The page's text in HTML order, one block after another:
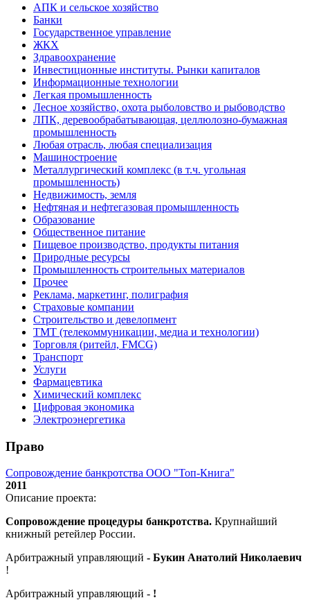
АПК и сельское хозяйство
Банки
Государственное управление
ЖКХ
Здравоохранение
Инвестиционные институты. Рынки капиталов
Информационные технологии
Легкая промышленность
Лесное хозяйство, охота рыболовство и рыбоводство
ЛПК, деревообрабатывающая, целлюлозно-бумажная
промышленность
Любая отрасль, любая специализация
Машиностроение
Металлургический комплекс (в т.ч. угольная
промышленность)
Недвижимость, земля
Нефтяная и нефтегазовая промышленность
Образование
Общественное питание
Пищевое производство, продукты питания
Природные ресурсы
Промышленность строительных материалов
Прочее
Реклама, маркетинг, полиграфия
Страховые компании
Строительство и девелопмент
ТМТ (телекоммуникации, медиа и технологии)
Торговля (ритейл, FMCG)
Транспорт
Услуги
Фармацевтика
Химический комплекс
Цифровая экономика
Электроэнергетика
Право
Сопровождение банкротства ООО "Топ-Книга"
2011
Описание проекта:
Сопровождение процедуры банкротства. Крупнайший
книжный ретейлер России.
Арбитражный управляющий - Букин Анатолий Николаевич
!
Арбитражный управляющий - !